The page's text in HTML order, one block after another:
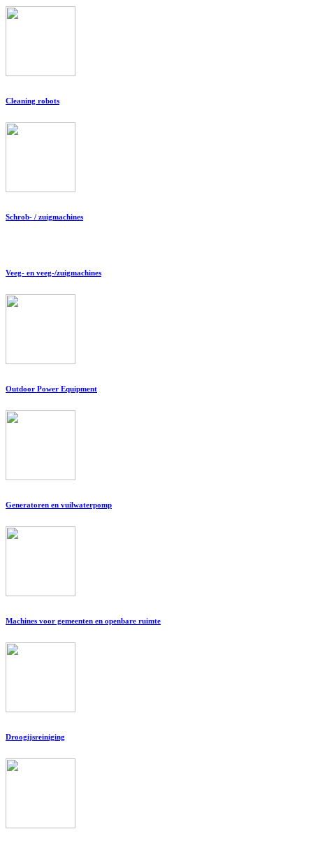
Cleaning robots
Schrob- / zuigmachines
Veeg- en veeg-/zuigmachines
Outdoor Power Equipment
Generatoren en vuilwaterpomp
Machines voor gemeenten en openbare ruimte
Droogijsreiniging